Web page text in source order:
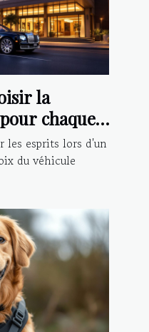
la
chaque
les esprits lors d'un
du véhicule